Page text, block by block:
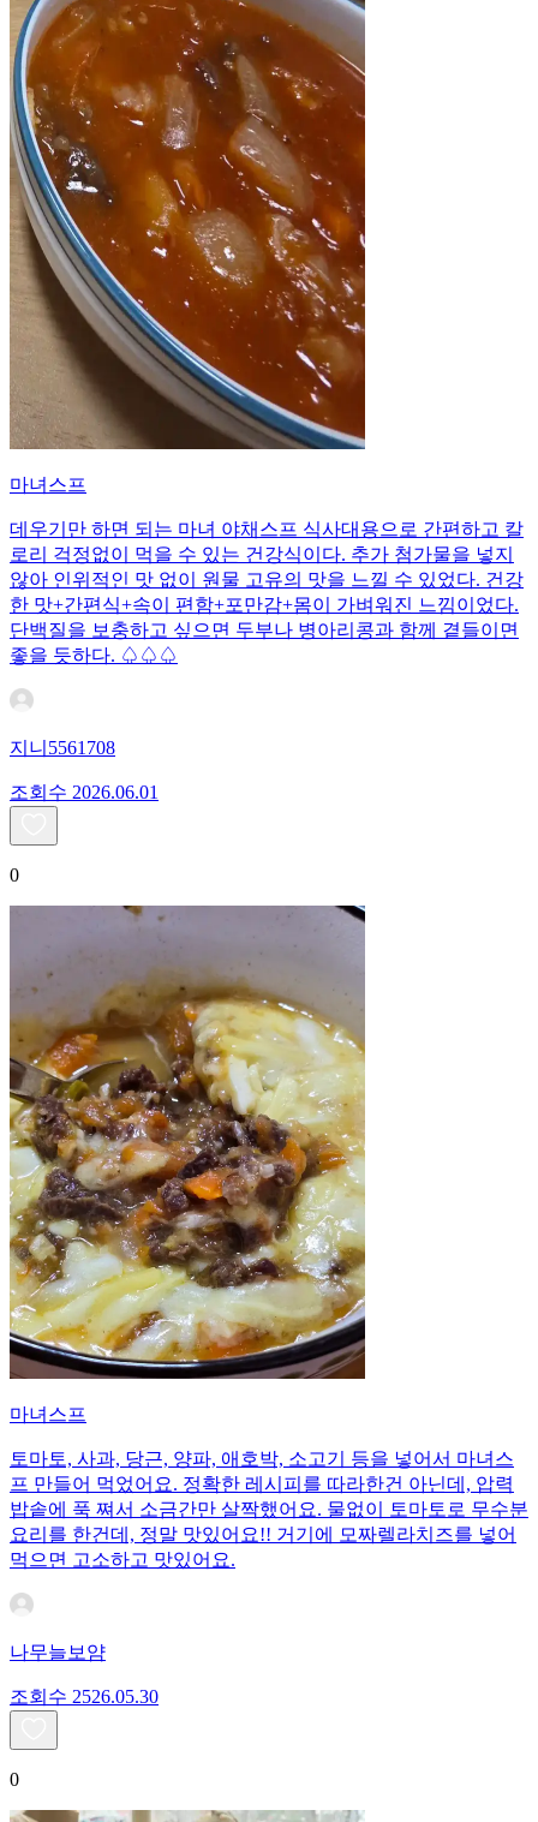
마녀스프
데우기만 하면 되는 마녀 야채스프 식사대용으로 간편하고 칼
로리 걱정없이 먹을 수 있는 건강식이다. 추가 첨가물을 넣지
않아 인위적인 맛 없이 원물 고유의 맛을 느낄 수 있었다. 건강
한 맛+간편식+속이 편함+포만감+몸이 가벼워진 느낌이었다.
단백질을 보충하고 싶으면 두부나 병아리콩과 함께 곁들이면
좋을 듯하다. ♤♤♤
지니5561708
조회수 2026.06.01
0
마녀스프
토마토, 사과, 당근, 양파, 애호박, 소고기 등을 넣어서 마녀스
프 만들어 먹었어요. 정확한 레시피를 따라한건 아닌데, 압력
밥솥에 푹 쪄서 소금간만 살짝했어요. 물없이 토마토로 무수분
요리를 한건데, 정말 맛있어요!! 거기에 모짜렐라치즈를 넣어
먹으면 고소하고 맛있어요.
나무늘보얌
조회수 2526.05.30
0